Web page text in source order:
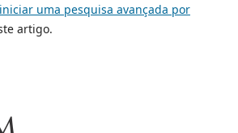
iniciar uma pesquisa avançada por
artigo.